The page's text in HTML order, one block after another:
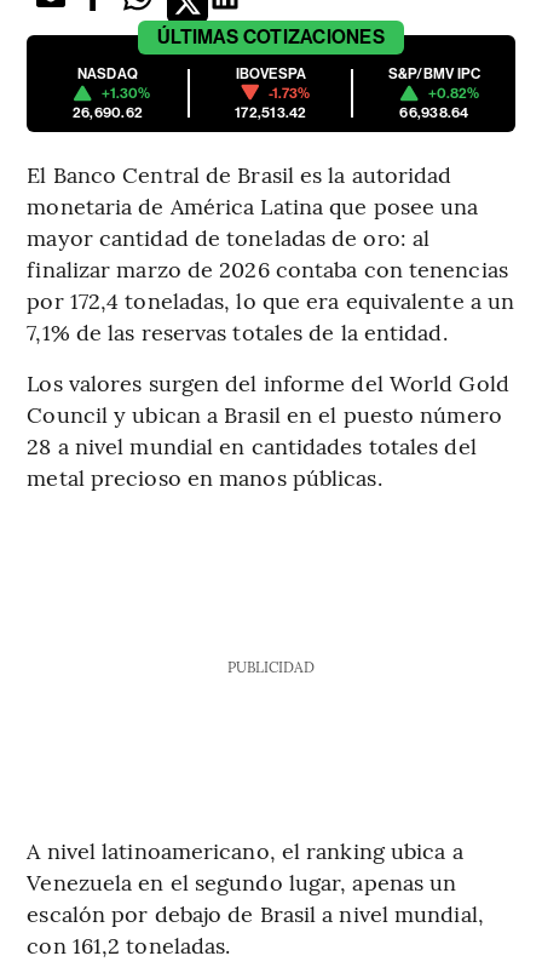
ÚLTIMAS COTIZACIONES
NASDAQ
+1.30%
26,690.62
IBOVESPA
-1.73%
172,513.42
S&P/BMV IPC
+0.82%
66,938.64
El Banco Central de Brasil es la autoridad
monetaria de América Latina que posee una
mayor cantidad de toneladas de oro: al
finalizar marzo de 2026 contaba con tenencias
por 172,4 toneladas, lo que era equivalente a un
7,1% de las reservas totales de la entidad.
Los valores surgen del informe del World Gold
Council y ubican a Brasil en el puesto número
28 a nivel mundial en cantidades totales del
metal precioso en manos públicas.
PUBLICIDAD
A nivel latinoamericano, el ranking ubica a
Venezuela en el segundo lugar, apenas un
escalón por debajo de Brasil a nivel mundial,
con 161,2 toneladas.